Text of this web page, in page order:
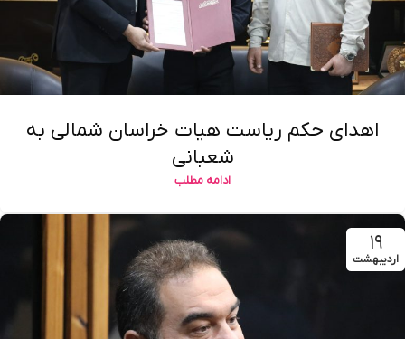
اهدای حکم ریاست هیات خراسان شمالی به
شعبانی
ادامه مطلب
۱۹
اردیبهشت